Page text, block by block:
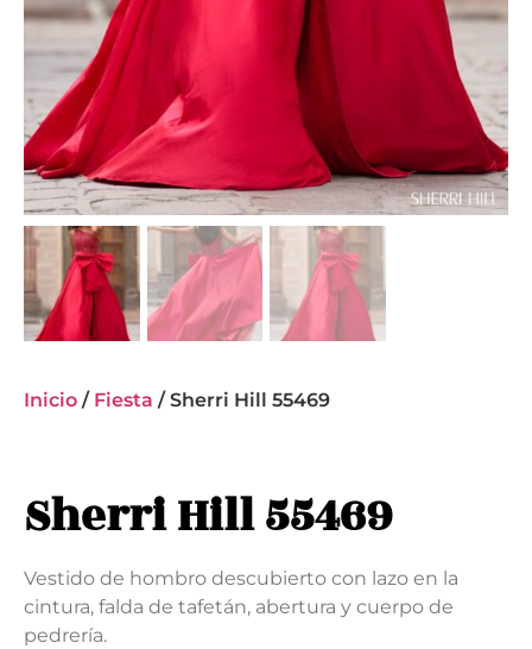
Inicio / Fiesta / Sherri Hill 55469
Sherri Hill 55469
Vestido de hombro descubierto con lazo en la
cintura, falda de tafetán, abertura y cuerpo de
pedrería.